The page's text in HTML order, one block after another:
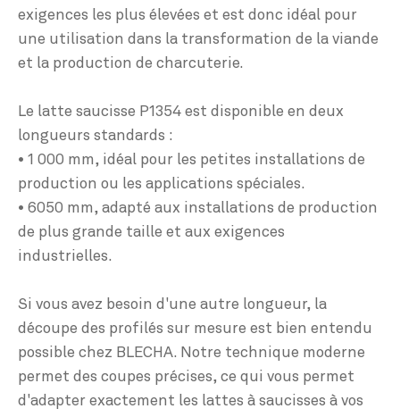
exigences les plus élevées et est donc idéal pour
une utilisation dans la transformation de la viande
et la production de charcuterie.
Le latte saucisse P1354 est disponible en deux
longueurs standards :
• 1 000 mm, idéal pour les petites installations de
production ou les applications spéciales.
• 6050 mm, adapté aux installations de production
de plus grande taille et aux exigences
industrielles.
Si vous avez besoin d'une autre longueur, la
découpe des profilés sur mesure est bien entendu
possible chez BLECHA. Notre technique moderne
permet des coupes précises, ce qui vous permet
d'adapter exactement les lattes à saucisses à vos